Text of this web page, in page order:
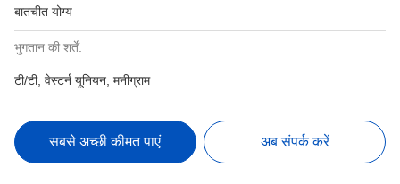
बातचीत योग्य
भुगतान की शर्तें:
टी/टी, वेस्टर्न यूनियन, मनीग्राम
सबसे अच्छी कीमत पाएं अब संपर्क करें